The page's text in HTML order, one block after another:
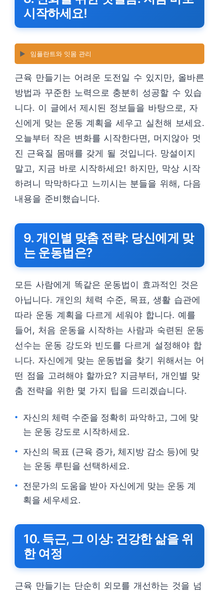
시작하세요!
▶️ 임플란트와 잇몸 관리
근육 만들기는 어려운 도전일 수 있지만, 올바른
방법과 꾸준한 노력으로 충분히 성공할 수 있습
니다. 이 글에서 제시된 정보들을 바탕으로, 자
신에게 맞는 운동 계획을 세우고 실천해 보세요.
오늘부터 작은 변화를 시작한다면, 머지않아 멋
진 근육질 몸매를 갖게 될 것입니다. 망설이지
말고, 지금 바로 시작하세요! 하지만, 막상 시작
하려니 막막하다고 느끼시는 분들을 위해, 다음
내용을 준비했습니다.
9. 개인별 맞춤 전략: 당신에게 맞
는 운동법은?
모든 사람에게 똑같은 운동법이 효과적인 것은
아닙니다. 개인의 체력 수준, 목표, 생활 습관에
따라 운동 계획을 다르게 세워야 합니다. 예를
들어, 처음 운동을 시작하는 사람과 숙련된 운동
선수는 운동 강도와 빈도를 다르게 설정해야 합
니다. 자신에게 맞는 운동법을 찾기 위해서는 어
떤 점을 고려해야 할까요? 지금부터, 개인별 맞
춤 전략을 위한 몇 가지 팁을 드리겠습니다.
자신의 체력 수준을 정확히 파악하고, 그에 맞
는 운동 강도로 시작하세요.
자신의 목표 (근육 증가, 체지방 감소 등)에 맞
는 운동 루틴을 선택하세요.
전문가의 도움을 받아 자신에게 맞는 운동 계
획을 세우세요.
10. 득근, 그 이상: 건강한 삶을 위
한 여정
근육 만들기는 단순히 외모를 개선하는 것을 넘